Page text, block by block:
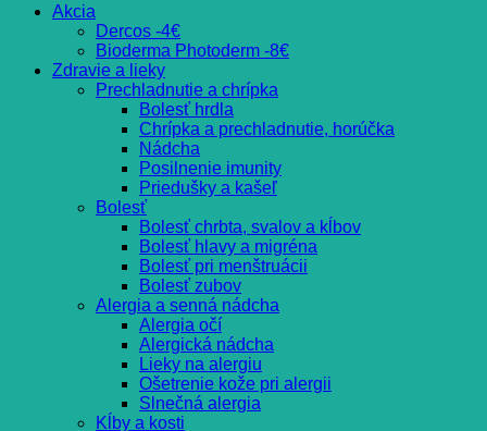
Akcia
Dercos -4€
Bioderma Photoderm -8€
Zdravie a lieky
Prechladnutie a chrípka
Bolesť hrdla
Chrípka a prechladnutie, horúčka
Nádcha
Posilnenie imunity
Priedušky a kašeľ
Bolesť
Bolesť chrbta, svalov a kĺbov
Bolesť hlavy a migréna
Bolesť pri menštruácii
Bolesť zubov
Alergia a senná nádcha
Alergia očí
Alergická nádcha
Lieky na alergiu
Ošetrenie kože pri alergii
Slnečná alergia
Kĺby a kosti